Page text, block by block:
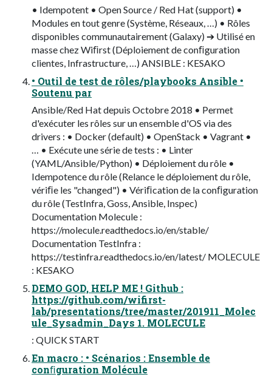
• Idempotent • Open Source / Red Hat (support) •
Modules en tout genre (Système, Réseaux, …) • Rôles
disponibles communautairement (Galaxy) ➔ Utilisé en
masse chez Wiﬁrst (Déploiement de conﬁguration
clientes, Infrastructure, …) ANSIBLE : KESAKO
• Outil de test de rôles/playbooks Ansible •
Soutenu par
Ansible/Red Hat depuis Octobre 2018 • Permet
d'exécuter les rôles sur un ensemble d'OS via des
drivers : • Docker (default) • OpenStack • Vagrant •
… • Exécute une série de tests : • Linter
(YAML/Ansible/Python) • Déploiement du rôle •
Idempotence du rôle (Relance le déploiement du rôle,
vériﬁe les "changed") • Vériﬁcation de la conﬁguration
du rôle (TestInfra, Goss, Ansible, Inspec)
Documentation Molecule :
https://molecule.readthedocs.io/en/stable/
Documentation TestInfra :
https://testinfra.readthedocs.io/en/latest/ MOLECULE
: KESAKO
DEMO GOD, HELP ME ! Github :
https://github.com/wifirst-
lab/presentations/tree/master/201911_Molec
ule_Sysadmin_Days 1. MOLECULE
: QUICK START
En macro : • Scénarios : Ensemble de
conﬁguration Molécule